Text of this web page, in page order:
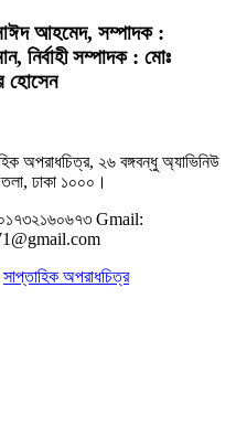
আহমেদ, সম্পাদক :
নির্বাহী সম্পাদক : মোঃ
হোসেন
অপরাধচিত্র, ২৬ বঙ্গবন্ধু অ্যাভিনিউ
তলা, ঢাকা ১০০০।
Gmail:
সাপ্তাহিক অপরাধচিত্র